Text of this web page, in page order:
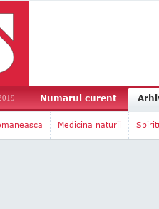
Numarul curent
Medicina naturii